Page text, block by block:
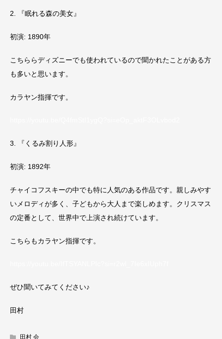
2. 『眠れる森の美女』
初演: 1890年
こちららディズニーでも使われているので聞かれたことがある方
も多いと思います。
カラヤン指揮です。
3. 『くるみ割り人形』
初演: 1892年
チャイコフスキーの中でも特に人気のある作品です。親しみやす
いメロディが多く、子どもから大人まで楽しめます。クリスマス
の定番として、世界中で上演され続けています。
こちらもカラヤン指揮です。
ぜひ聞いてみてください♪
田村
田村 会